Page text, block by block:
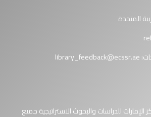
المتحدة
library_feedback@ecssr.ae
النشر © 2026 مركز الإمارات للدراسات والبحوث الاستراتيجية جميع